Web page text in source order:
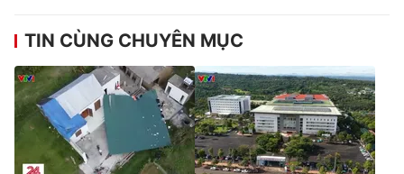
TIN CÙNG CHUYÊN MỤC